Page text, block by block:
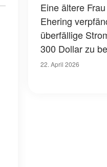
Eine ältere
Ehering
überfällige
300 Dollar zu
die Gravur auf
22. April 2026